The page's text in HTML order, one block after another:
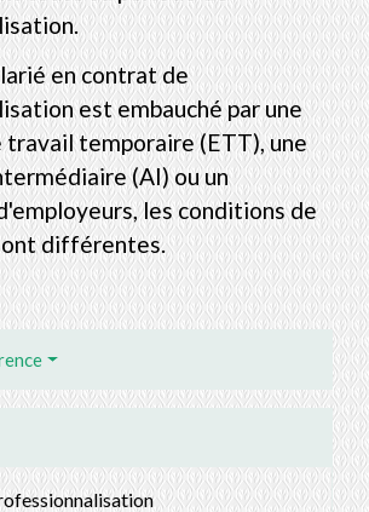
en contrat de
est embauché par une
temporaire (ETT), une
(AI) ou un
les conditions de
différentes.